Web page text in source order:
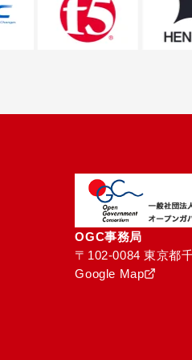
OGC事務局
〒102-0084 東京都
Google Map